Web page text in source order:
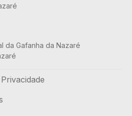
da Gafanha da Nazaré